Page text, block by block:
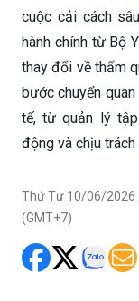
cuộc cải cách
hành chính từ Bộ
thay đổi về thẩm
bước chuyển
tế, từ quản lý
động và chịu
Thứ Tư 10/06/2026
(GMT+7)